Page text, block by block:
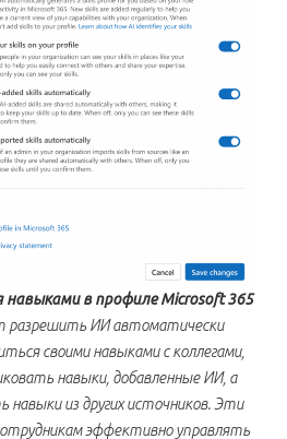
навыками в профиле Microsoft 365
разрешить ИИ автоматически
своими навыками с коллегами,
навыки, добавленные ИИ, а
из других источников. Эти
эффективно управлять